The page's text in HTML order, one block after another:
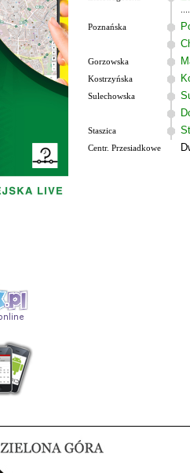
Poznańska
Gorzowska
Kostrzyńska
Sulechowska
Staszica
Centr. Przesiadkowe